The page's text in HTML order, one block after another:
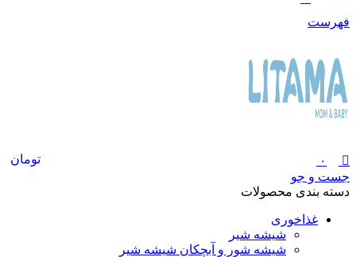
فهرست
۰
تومان
جست و جو
دسته بندی محصولات
غذاخوری
شیشه شیر
شیشه ‌شور و آبچکان شیشه‌ شیر